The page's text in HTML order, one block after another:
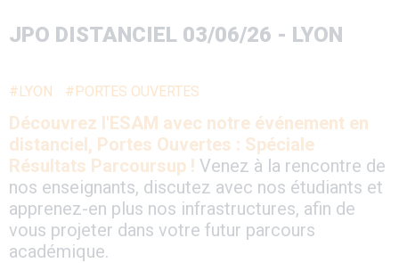
JPO DISTANCIEL 03/06/26 - LYON
#LYON #PORTES OUVERTES
Découvrez l'ESAM avec notre événement en
distanciel, Portes Ouvertes : Spéciale
Résultats Parcoursup ! Venez à la rencontre de
nos enseignants, discutez avec nos étudiants et
apprenez-en plus nos infrastructures, afin de
vous projeter dans votre futur parcours
académique.